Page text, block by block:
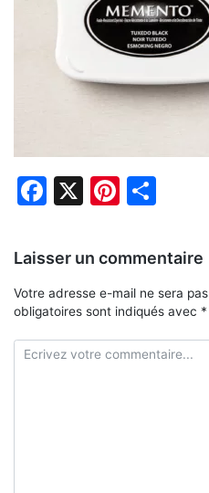
Facebook
X
Laisser un commentaire
Votre adresse e-mail ne sera
obligatoires sont indiqués avec *